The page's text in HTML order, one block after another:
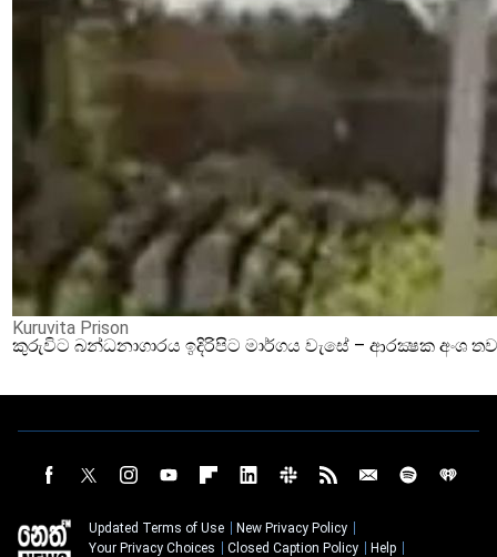
Kuruvita Prison
කුරුවිට බන්ධනාගාරය ඉදිරිපිට මාර්ගය වැසේ – ආරක්‍ෂක අංශ
Updated Terms of Use
New Privacy Policy
Your Privacy Choices
Closed Caption Policy
Help